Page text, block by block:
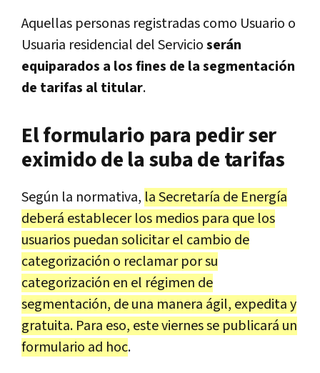
Aquellas personas registradas como Usuario o
Usuaria residencial del Servicioserán
equiparados a los fines de la segmentación
de tarifas al titular.
El formulario para pedir ser
eximido de la suba de tarifas
Según la normativa, la Secretaría de Energía
deberá establecer los medios para que los
usuarios puedan solicitar el cambio de
categorización o reclamar por su
categorización en el régimen de
segmentación, de una manera ágil, expedita y
gratuita. Para eso, este viernes se publicará un
formulario ad hoc.